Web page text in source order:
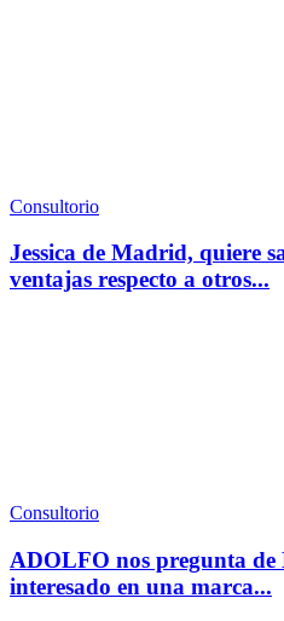
Consultorio
Jessica de Madrid, quiere
ventajas respecto a otros...
Consultorio
ADOLFO nos pregunta
interesado en una marca...